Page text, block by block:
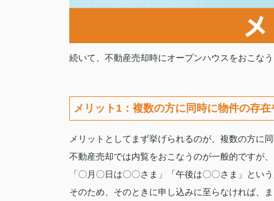
続いて、不動産売却時にオープンハウスをおこな
メリット1：複数の方に同時に物件の存
メリットとしてまず挙げられるのが、複数の方に
不動産売却では内覧をおこなうのが一般的ですが
「〇月〇日は〇〇さま」「午後は〇〇さま」とい
そのため、そのときに申し込みに至らなければ、